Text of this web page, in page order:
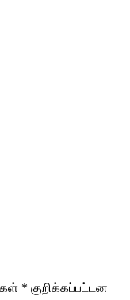
* குறிக்கப்பட்டன